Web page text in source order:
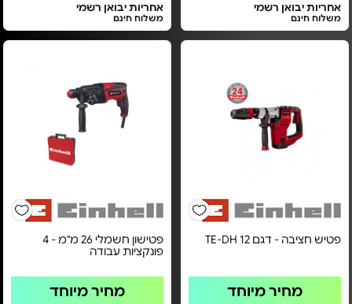
אחריות יבואן רשמי
משלוח חינם
אחריות יבואן רשמי
משלוח חינם
פטיש חציבה - דגם TE-DH 12
מחיר מיוחד
פטישון חשמלי 26 מ"מ - 4
פונקציות עבודה
מחיר מיוחד